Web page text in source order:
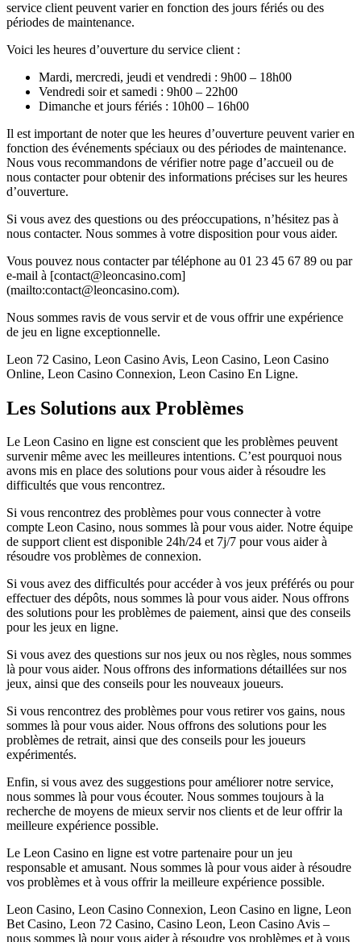
service client peuvent varier en fonction des jours fériés ou des
périodes de maintenance.
Voici les heures d’ouverture du service client :
Mardi, mercredi, jeudi et vendredi : 9h00 – 18h00
Vendredi soir et samedi : 9h00 – 22h00
Dimanche et jours fériés : 10h00 – 16h00
Il est important de noter que les heures d’ouverture peuvent varier en
fonction des événements spéciaux ou des périodes de maintenance.
Nous vous recommandons de vérifier notre page d’accueil ou de
nous contacter pour obtenir des informations précises sur les heures
d’ouverture.
Si vous avez des questions ou des préoccupations, n’hésitez pas à
nous contacter. Nous sommes à votre disposition pour vous aider.
Vous pouvez nous contacter par téléphone au 01 23 45 67 89 ou par
e-mail à [contact@leoncasino.com]
(mailto:contact@leoncasino.com).
Nous sommes ravis de vous servir et de vous offrir une expérience
de jeu en ligne exceptionnelle.
Leon 72 Casino, Leon Casino Avis, Leon Casino, Leon Casino
Online, Leon Casino Connexion, Leon Casino En Ligne.
Les Solutions aux Problèmes
Le Leon Casino en ligne est conscient que les problèmes peuvent
survenir même avec les meilleures intentions. C’est pourquoi nous
avons mis en place des solutions pour vous aider à résoudre les
difficultés que vous rencontrez.
Si vous rencontrez des problèmes pour vous connecter à votre
compte Leon Casino, nous sommes là pour vous aider. Notre équipe
de support client est disponible 24h/24 et 7j/7 pour vous aider à
résoudre vos problèmes de connexion.
Si vous avez des difficultés pour accéder à vos jeux préférés ou pour
effectuer des dépôts, nous sommes là pour vous aider. Nous offrons
des solutions pour les problèmes de paiement, ainsi que des conseils
pour les jeux en ligne.
Si vous avez des questions sur nos jeux ou nos règles, nous sommes
là pour vous aider. Nous offrons des informations détaillées sur nos
jeux, ainsi que des conseils pour les nouveaux joueurs.
Si vous rencontrez des problèmes pour vous retirer vos gains, nous
sommes là pour vous aider. Nous offrons des solutions pour les
problèmes de retrait, ainsi que des conseils pour les joueurs
expérimentés.
Enfin, si vous avez des suggestions pour améliorer notre service,
nous sommes là pour vous écouter. Nous sommes toujours à la
recherche de moyens de mieux servir nos clients et de leur offrir la
meilleure expérience possible.
Le Leon Casino en ligne est votre partenaire pour un jeu
responsable et amusant. Nous sommes là pour vous aider à résoudre
vos problèmes et à vous offrir la meilleure expérience possible.
Leon Casino, Leon Casino Connexion, Leon Casino en ligne, Leon
Bet Casino, Leon 72 Casino, Casino Leon, Leon Casino Avis –
nous sommes là pour vous aider à résoudre vos problèmes et à vous